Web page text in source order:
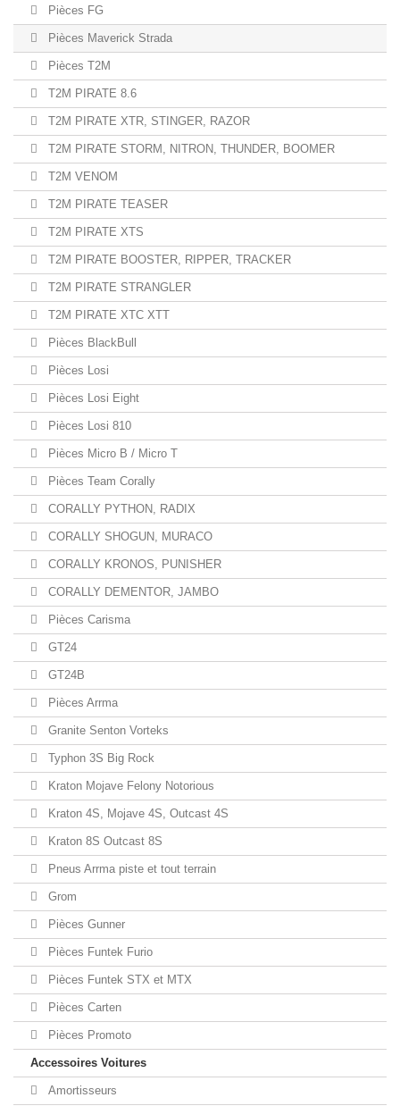
Pièces FG
Pièces Maverick Strada
Pièces T2M
T2M PIRATE 8.6
T2M PIRATE XTR, STINGER, RAZOR
T2M PIRATE STORM, NITRON, THUNDER, BOOMER
T2M VENOM
T2M PIRATE TEASER
T2M PIRATE XTS
T2M PIRATE BOOSTER, RIPPER, TRACKER
T2M PIRATE STRANGLER
T2M PIRATE XTC XTT
Pièces BlackBull
Pièces Losi
Pièces Losi Eight
Pièces Losi 810
Pièces Micro B / Micro T
Pièces Team Corally
CORALLY PYTHON, RADIX
CORALLY SHOGUN, MURACO
CORALLY KRONOS, PUNISHER
CORALLY DEMENTOR, JAMBO
Pièces Carisma
GT24
GT24B
Pièces Arrma
Granite Senton Vorteks
Typhon 3S Big Rock
Kraton Mojave Felony Notorious
Kraton 4S, Mojave 4S, Outcast 4S
Kraton 8S Outcast 8S
Pneus Arrma piste et tout terrain
Grom
Pièces Gunner
Pièces Funtek Furio
Pièces Funtek STX et MTX
Pièces Carten
Pièces Promoto
Accessoires Voitures
Amortisseurs